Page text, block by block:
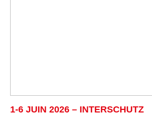
1-6 JUIN 2026 – INTERSCHUTZ